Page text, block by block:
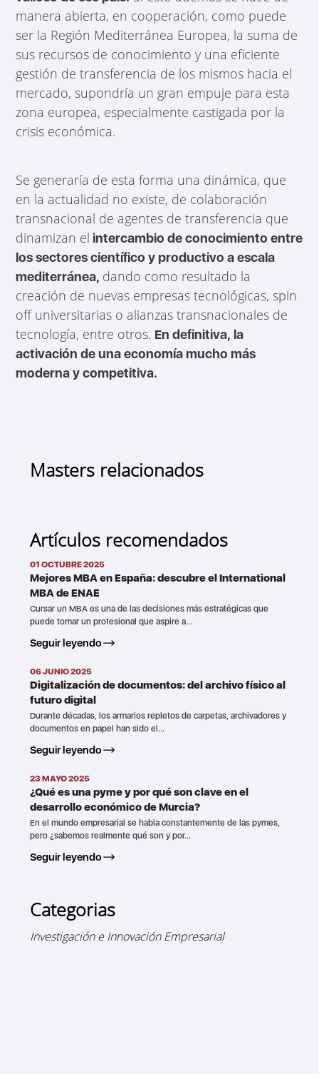
manera abierta, en cooperación, como puede
ser la Región Mediterránea Europea, la suma de
sus recursos de conocimiento y una eficiente
gestión de transferencia de los mismos hacia el
mercado, supondría un gran empuje para esta
zona europea, especialmente castigada por la
crisis económica.
Se generaría de esta forma una dinámica, que
en la actualidad no existe, de colaboración
transnacional de agentes de transferencia que
dinamizan el intercambio de conocimiento entre
los sectores científico y productivo a escala
mediterránea, dando como resultado la
creación de nuevas empresas tecnológicas, spin
off universitarias o alianzas transnacionales de
tecnología, entre otros. En definitiva, la
activación de una economía mucho más
moderna y competitiva.
Masters relacionados
Artículos recomendados
01 OCTUBRE 2025
Mejores MBA en España: descubre el International
MBA de ENAE
Cursar un MBA es una de las decisiones más estratégicas que
puede tomar un profesional que aspire a...
Seguir leyendo
06 JUNIO 2025
Digitalización de documentos: del archivo físico al
futuro digital
Durante décadas, los armarios repletos de carpetas, archivadores y
documentos en papel han sido el...
Seguir leyendo
23 MAYO 2025
¿Qué es una pyme y por qué son clave en el
desarrollo económico de Murcia?
En el mundo empresarial se habla constantemente de las pymes,
pero ¿sabemos realmente qué son y por...
Seguir leyendo
Categorias
Investigación e Innovación Empresarial